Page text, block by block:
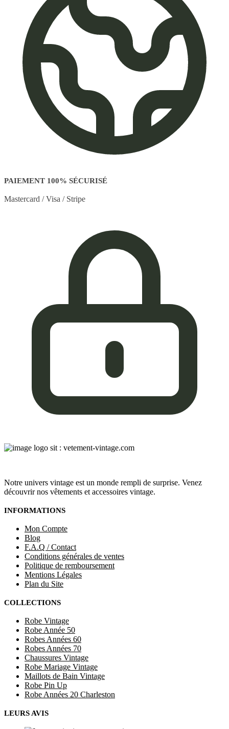
PAIEMENT 100% SÉCURISÉ
Mastercard / Visa / Stripe
Notre univers vintage est un monde rempli de surprise. Venez
découvrir nos vêtements et accessoires vintage.
INFORMATIONS
Mon Compte
Blog
F.A.Q / Contact
Conditions générales de ventes
Politique de remboursement
Mentions Légales
Plan du Site
COLLECTIONS
Robe Vintage
Robe Année 50
Robes Années 60
Robes Années 70
Chaussures Vintage
Robe Mariage Vintage
Maillots de Bain Vintage
Robe Pin Up
Robe Années 20 Charleston
LEURS AVIS